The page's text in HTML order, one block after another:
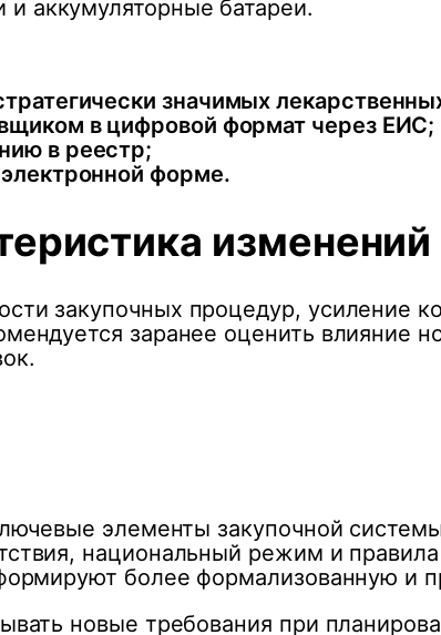
аккумуляторные батареи.
значимых
в цифровой формат через ЕИС;
в реестр;
форме.
изменений
закупочных процедур, усиление
заранее оценить влияние
элементы закупочной
национальный режим и
более формализованную и
новые требования при